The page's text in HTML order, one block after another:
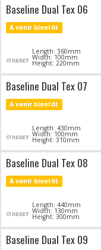
Baseline Dual Tex 06
A venir bientôt
Length: 360mm
Width: 100mm
Height: 220mm
Baseline Dual Tex 07
A venir bientôt
Length: 430mm
Width: 100mm
Height: 310mm
Baseline Dual Tex 08
A venir bientôt
Length: 440mm
Width: 130mm
Height: 300mm
Baseline Dual Tex 09